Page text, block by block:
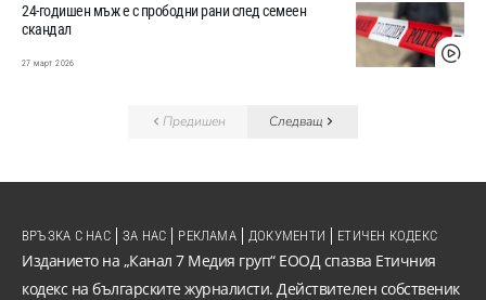
24-годишен мъж е с прободни рани след семеен
скандал
27 март 2026
Предишен Следващ
Изданието на „Канал 7 Медия груп“ ЕООД спазва Етичния
кодекс на българските журналисти. Действителен собственик
ВРЪЗКА С НАС ЗА НАС РЕКЛАМА ДОКУМЕНТИ ЕТИЧЕН КОДЕКС